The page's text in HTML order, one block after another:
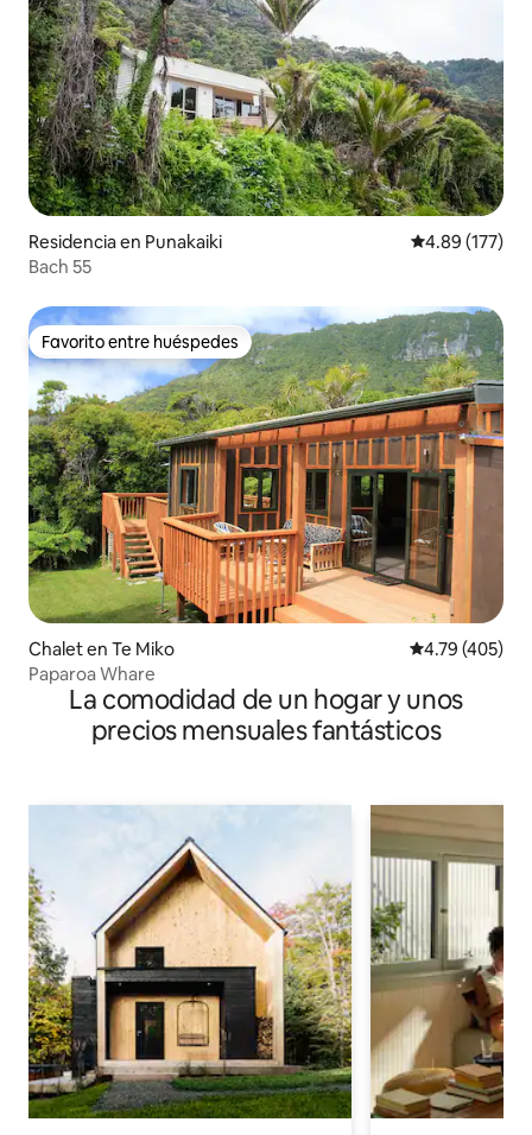
Residencia en Punakaiki Calificación
4.89 (177)
Bach 55
Favorito entre huéspedes
Favorito entre huéspedes
Chalet en Te Miko Calificación
4.79 (405)
Paparoa Whare
La comodidad de un hogar y unos
precios mensuales fantásticos